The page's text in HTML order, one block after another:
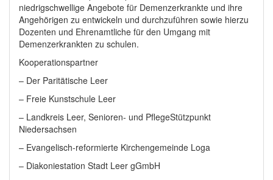
niedrigschwellige Angebote für Demenzerkrankte und ihre
Angehörigen zu entwickeln und durchzuführen sowie hierzu
Dozenten und Ehrenamtliche für den Umgang mit
Demenzerkrankten zu schulen.
Kooperationspartner
– Der Paritätische Leer
– Freie Kunstschule Leer
– Landkreis Leer, Senioren- und PflegeStützpunkt
Niedersachsen
– Evangelisch-reformierte Kirchengemeinde Loga
– Diakoniestation Stadt Leer gGmbH